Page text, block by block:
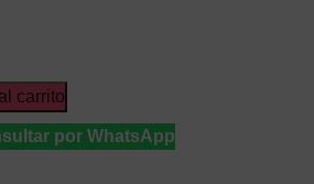
carrito
por WhatsApp